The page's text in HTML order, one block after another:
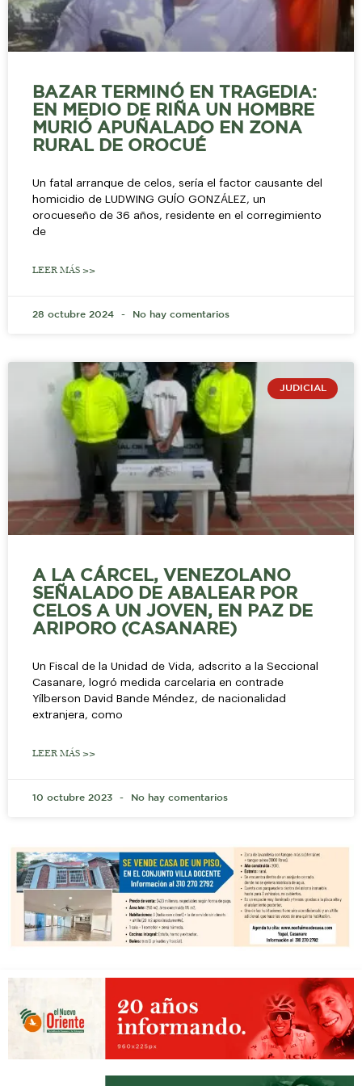
BAZAR TERMINÓ EN TRAGEDIA:
EN MEDIO DE RIÑA UN HOMBRE
MURIÓ APUÑALADO EN ZONA
RURAL DE OROCUÉ
Un fatal arranque de celos, sería el factor causante del
homicidio de LUDWING GUÍO GONZÁLEZ, un
orocueseño de 36 años, residente en el corregimiento
de
LEER MÁS >>
28 octubre 2024 No hay comentarios
JUDICIAL
A LA CÁRCEL, VENEZOLANO
SEÑALADO DE ABALEAR POR
CELOS A UN JOVEN, EN PAZ DE
ARIPORO (CASANARE)
Un Fiscal de la Unidad de Vida, adscrito a la Seccional
Casanare, logró medida carcelaria en contrade
Yílberson David Bande Méndez, de nacionalidad
extranjera, como
LEER MÁS >>
10 octubre 2023 No hay comentarios